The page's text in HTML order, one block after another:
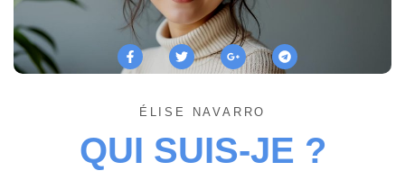
ÉLISE NAVARRO
QUI SUIS-JE ?